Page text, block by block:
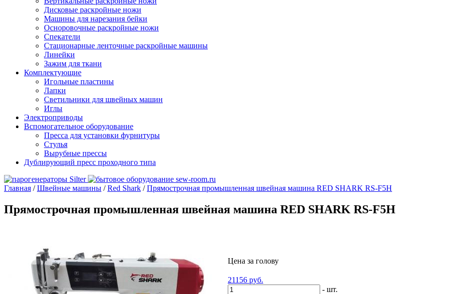
Дисковые раскройные ножи
Машины для нарезания бейки
Осноровочные раскройные ножи
Спекатели
Стационарные ленточные раскройные машины
Линейки
Зажим для ткани
Комплектующие
Игольные пластины
Лапки
Светильники для швейных машин
Иглы
Электроприводы
Вспомогательное оборудование
Пресса для установки фурнитуры
Стулья
Вырубные прессы
Дублирующий пресс проходного типа
Главная /Швейные машины /Red Shark /Прямострочная промышленная швейная машина RED SHARK RS-F5H
Прямострочная промышленная швейная машина RED SHARK RS-F5H
Цена за голову
21156 руб.
- шт.